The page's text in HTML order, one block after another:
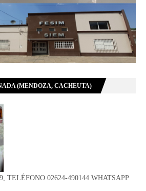
(MENDOZA, CACHEUTA)
TELÉFONO 02624-490144 WHATSAPP